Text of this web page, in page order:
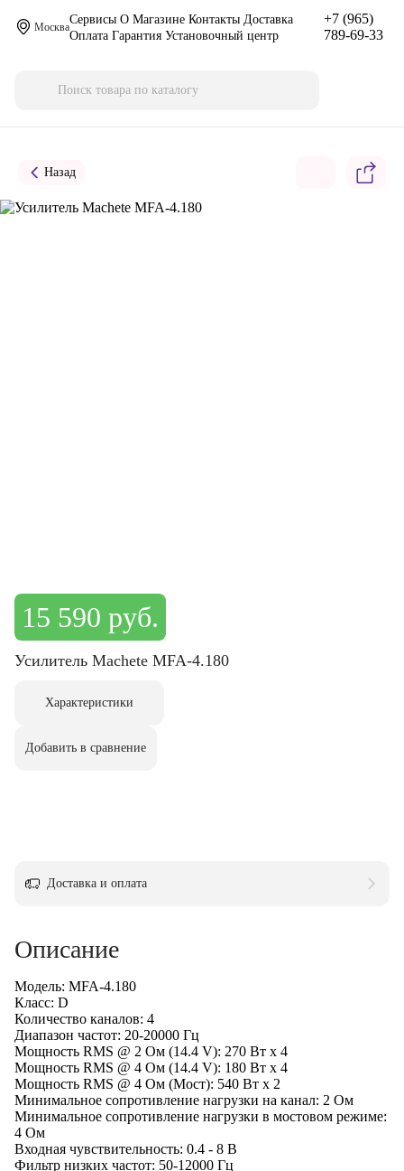
Москва
Сервисы О Магазине Контакты Доставка
Оплата Гарантия Установочный центр
+7 (965)
789-69-33
Назад
15 590 руб.
Усилитель Machete MFA-4.180
Характеристики
Добавить в сравнение
Доставка и оплата
Описание
Модель: MFA-4.180
Класс: D
Количество каналов: 4
Диапазон частот: 20-20000 Гц
Мощность RMS @ 2 Ом (14.4 V): 270 Вт x 4
Мощность RMS @ 4 Ом (14.4 V): 180 Вт x 4
Мощность RMS @ 4 Ом (Мост): 540 Вт x 2
Минимальное сопротивление нагрузки на канал: 2 Ом
Минимальное сопротивление нагрузки в мостовом режиме:
4 Ом
Входная чувствительность: 0.4 - 8 В
Фильтр низких частот: 50-12000 Гц